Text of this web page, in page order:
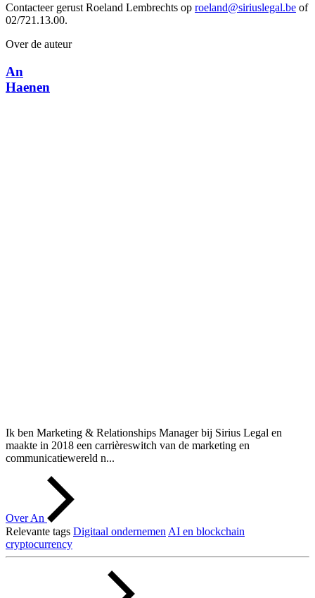
Contacteer gerust Roeland Lembrechts op roeland@siriuslegal.be of
02/721.13.00.
Over de auteur
An
Haenen
Ik ben Marketing & Relationships Manager bij Sirius Legal en
maakte in 2018 een carrièreswitch van de marketing en
communicatiewereld n...
Over An
Relevante tags Digitaal ondernemen AI en blockchain
cryptocurrency